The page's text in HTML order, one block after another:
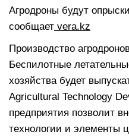
Агродроны будут
сообщает vera.kz
Производство
Беспилотные
хозяйства будет
Agricultural Technology
предприятия позволит
технологии и элементы